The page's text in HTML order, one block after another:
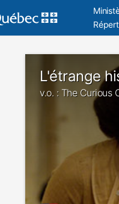
L'étrange
v.o. : The Curious